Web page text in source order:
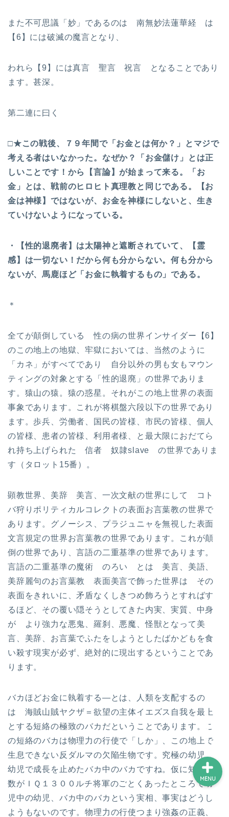
また不可思議「妙」であるのは 南無妙法蓮華経 は
【6】には破滅の魔言となり、
われら【9】には真言 聖言 祝言 となることであり
ます。甚深。
第二連に曰く
□★この戦後、７９年間で「お金とは何か？」とマジで
考える者はいなかった。なぜか？「お金儲け」とは正
しいことです！から【言論】が始まって来る。「お
金」とは、戦前のヒロヒト真理教と同じである。【お
金は神様】ではないが、お金を神様にしないと、生き
ていけないようになっている。
・【性的退廃者】は太陽神と遮断されていて、【霊
感】は一切ない！だから何も分からない。何も分から
ないが、馬鹿ほど「お金に執着するもの」である。
＊
全てが顛倒している 性の病の世界インサイダー【6】
のこの地上の地獄、牢獄においては、当然のように
「カネ」がすべてであり 自分以外の男も女もマウン
ティングの対象とする「性的退廃」の世界でありま
す。猿山の猿。猿の惑星。それがこの地上世界の表面
事象であります。これが将棋盤六段以下の世界であり
ます。歩兵、労働者、国民の皆様、市民の皆様、個人
の皆様、患者の皆様、利用者様、と最大限におだてら
れ持ち上げられた 信者 奴隷slave の世界でありま
す（タロット15番）。
顕教世界、美辞 美言、一次文献の世界にして コト
バ狩りポリティカルコレクトの表面お言葉教の世界で
あります。グノーシス、プラジュニャを無視した表面
文言規定の世界お言葉教の世界であります。これが顛
倒の世界であり、言語の二重基準の世界であります。
言語の二重基準の魔術 のろい とは 美言、美語、
美辞麗句のお言葉教 表面美言で飾った世界は その
表面をきれいに、矛盾なくしきつめ飾ろうとすればす
るほど、その覆い隠そうとしてきた内実、実質、中身
が より強力な悪鬼、羅刹、悪魔、怪獣となって美
言、美辞、お言葉でふたをしようとしたばかどもを食
い殺す現実が必ず、絶対的に現出するということであ
ります。
バカほどお金に執着する—とは、人類を支配するの
は 海賊山賊ヤクザ＝欲望の主体イエズス自我を最上
とする短絡の極致のバカだということであります。こ
の短絡のバカは物理力の行使で「しか」、この地上で
生息できない反ダルマの欠陥生物です。究極の幼児
幼児で成長を止めたバカ中のバカですね。仮に知能指
数がＩＱ１３００ルチ将軍のごとくあったところで幼
児中の幼児、バカ中のバカという実相、事実はどうし
ようもないのです。物理力の行使つまり強姦の正義、
MENU
ホーム
プロフィール
ランキング